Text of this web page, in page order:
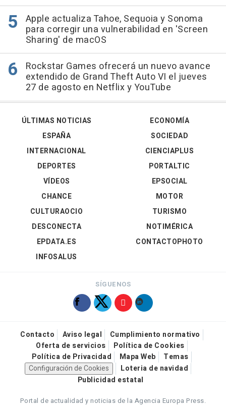
Apple actualiza Tahoe, Sequoia y Sonoma
para corregir una vulnerabilidad en 'Screen
Sharing' de macOS
Rockstar Games ofrecerá un nuevo avance
extendido de Grand Theft Auto VI el jueves
27 de agosto en Netflix y YouTube
ÚLTIMAS NOTICIAS
ESPAÑA
INTERNACIONAL
DEPORTES
VÍDEOS
ECONOMÍA
SOCIEDAD
CIENCIAPLUS
PORTALTIC
EPSOCIAL
CHANCE
CULTURAOCIO
DESCONECTA
EPDATA.ES
INFOSALUS
MOTOR
TURISMO
NOTIMÉRICA
CONTACTOPHOTO
SÍGUENOS
Contacto Aviso legal
Cumplimiento normativo
Oferta de servicios
Política de Cookies
Política de Privacidad
Mapa Web
Temas
Configuración de Cookies
Loteria de navidad
Publicidad estatal
Portal de actualidad y noticias de la Agencia Europa Press.